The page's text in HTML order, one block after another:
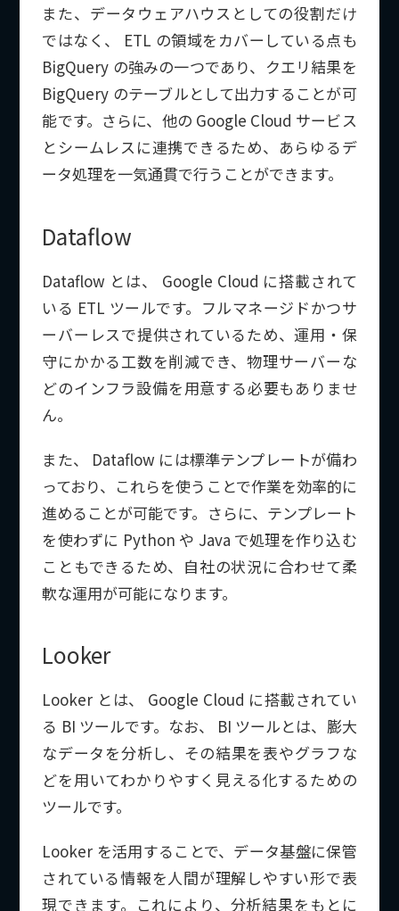
また、データウェアハウスとしての役割だけ
ではなく、 ETL の領域をカバーしている点も
BigQuery の強みの一つであり、クエリ結果を
BigQuery のテーブルとして出力することが可
能です。さらに、他の Google Cloud サービス
とシームレスに連携できるため、あらゆるデ
ータ処理を一気通貫で行うことができます。
Dataflow
Dataflow とは、 Google Cloud に搭載されて
いる ETL ツールです。フルマネージドかつサ
ーバーレスで提供されているため、運用・保
守にかかる工数を削減でき、物理サーバーな
どのインフラ設備を用意する必要もありませ
ん。
また、 Dataflow には標準テンプレートが備わ
っており、これらを使うことで作業を効率的に
進めることが可能です。さらに、テンプレート
を使わずに Python や Java で処理を作り込む
こともできるため、自社の状況に合わせて柔
軟な運用が可能になります。
Looker
Looker とは、 Google Cloud に搭載されてい
る BI ツールです。なお、 BI ツールとは、膨大
なデータを分析し、その結果を表やグラフな
どを用いてわかりやすく見える化するための
ツールです。
Looker を活用することで、データ基盤に保管
されている情報を人間が理解しやすい形で表
現できます。これにより、分析結果をもとに